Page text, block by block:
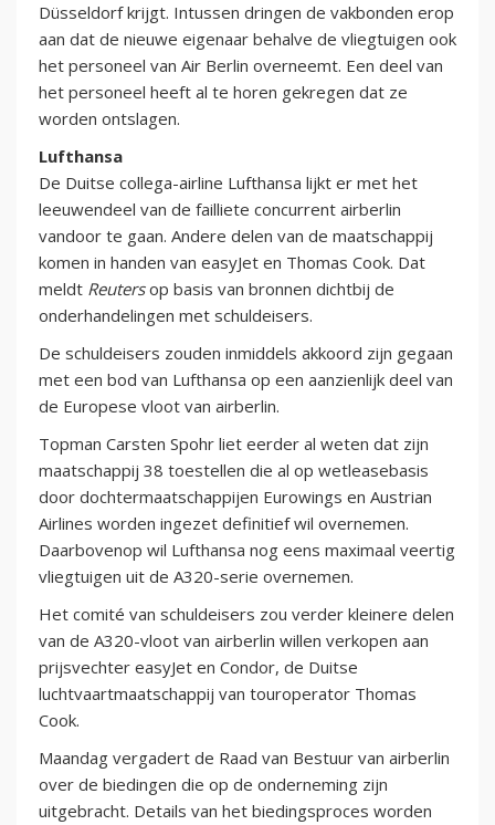
Düsseldorf krijgt. Intussen dringen de vakbonden erop
aan dat de nieuwe eigenaar behalve de vliegtuigen ook
het personeel van Air Berlin overneemt. Een deel van
het personeel heeft al te horen gekregen dat ze
worden ontslagen.
Lufthansa
De Duitse collega-airline Lufthansa lijkt er met het
leeuwendeel van de failliete concurrent airberlin
vandoor te gaan. Andere delen van de maatschappij
komen in handen van easyJet en Thomas Cook. Dat
meldt Reutersop basis van bronnen dichtbij de
onderhandelingen met schuldeisers.
De schuldeisers zouden inmiddels akkoord zijn gegaan
met een bod van Lufthansa op een aanzienlijk deel van
de Europese vloot van airberlin.
Topman Carsten Spohr liet eerder al weten dat zijn
maatschappij 38 toestellen die al op wetleasebasis
door dochtermaatschappijen Eurowings en Austrian
Airlines worden ingezet definitief wil overnemen.
Daarbovenop wil Lufthansa nog eens maximaal veertig
vliegtuigen uit de A320-serie overnemen.
Het comité van schuldeisers zou verder kleinere delen
van de A320-vloot van airberlin willen verkopen aan
prijsvechter easyJet en Condor, de Duitse
luchtvaartmaatschappij van touroperator Thomas
Cook.
Maandag vergadert de Raad van Bestuur van airberlin
over de biedingen die op de onderneming zijn
uitgebracht. Details van het biedingsproces worden